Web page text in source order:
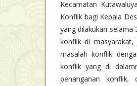
Kecamatan
Konflik bagi Kepala
yang dilakukan selama
konflik di
masalah konflik
konflik yang di
penanganan konflik,